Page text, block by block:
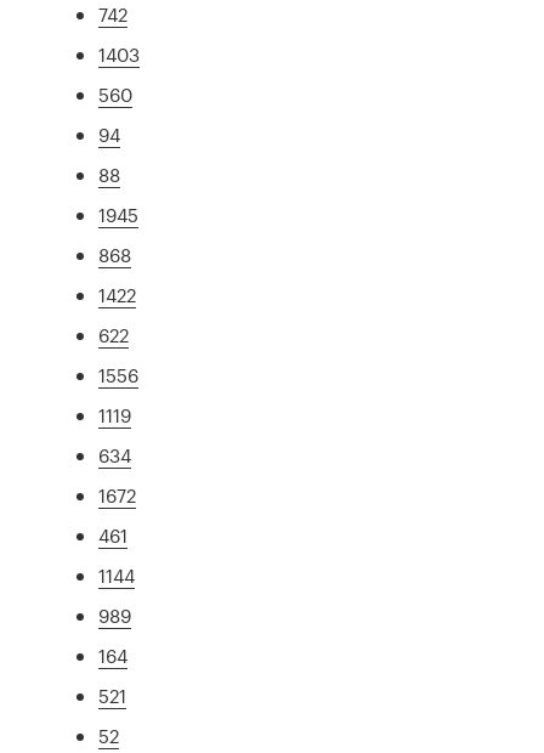
742
1403
560
94
88
1945
868
1422
622
1556
1119
634
1672
461
1144
989
164
521
52